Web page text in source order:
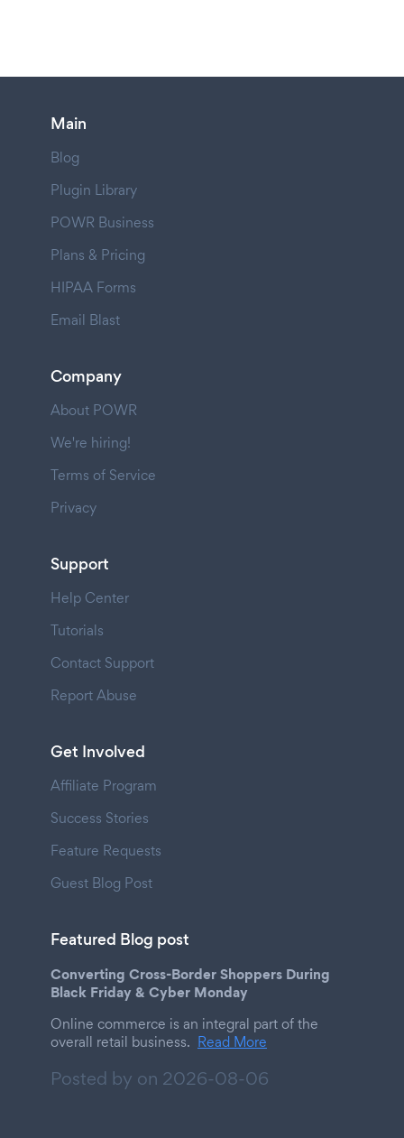
Main
Blog
Plugin Library
POWR Business
Plans & Pricing
HIPAA Forms
Email Blast
Company
About POWR
We're hiring!
Terms of Service
Privacy
Support
Help Center
Tutorials
Contact Support
Report Abuse
Get Involved
Affiliate Program
Success Stories
Feature Requests
Guest Blog Post
Featured Blog post
Converting Cross-Border Shoppers During
Black Friday & Cyber Monday
Online commerce is an integral part of the
overall retail business. Read More
Posted by on 2026-08-06